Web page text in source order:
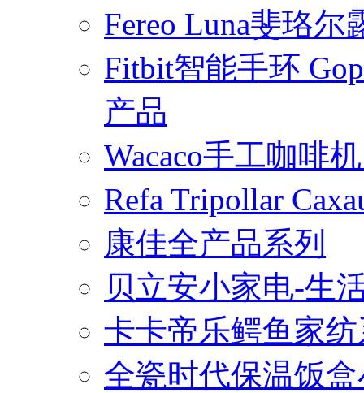
Fereo Luna斐珞
Fitbit智能手环
产品
Wacaco手工咖啡
Refa Tripollar
康佳全产品系列
贝立安小家电-生
卡卡帝乐鳄鱼家
全瓷时代保温饭